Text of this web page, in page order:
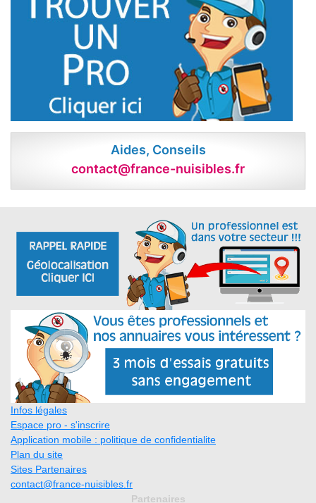
Aides, Conseils
contact@france-nuisibles.fr
Infos légales
Espace pro - s'inscrire
Application mobile : politique de confidentialite
Plan du site
Sites Partenaires
contact@france-nuisibles.fr
Partenaires